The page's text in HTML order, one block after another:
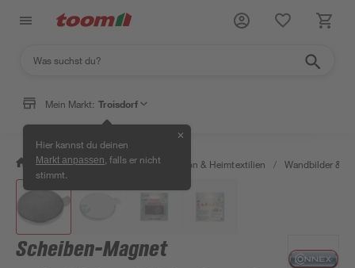
Mein Markt: Troisdorf
Hier kannst du deinen
Markt anpassen , falls er nicht
stimmt.
✕
/ Wohnen & Haushalt / Dekoration & Heimtextilien / Wandbilder &
Scheiben-Magnet